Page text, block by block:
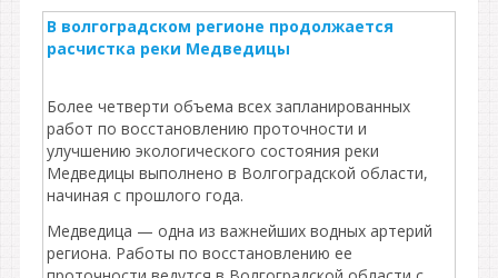
В волгоградском регионе продолжается
расчистка реки Медведицы
Более четверти объема всех запланированных
работ по восстановлению проточности и
улучшению экологического состояния реки
Медведицы выполнено в Волгоградской области,
начиная с прошлого года.
Медведица — одна из важнейших водных артерий
региона. Работы по восстановлению ее